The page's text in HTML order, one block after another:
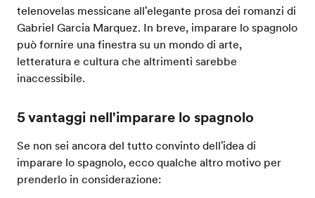
telenovelas messicane all'elegante prosa dei romanzi di
Gabriel Garcia Marquez. In breve, imparare lo spagnolo
può fornire una finestra su un mondo di arte,
letteratura e cultura che altrimenti sarebbe
inaccessibile.
5 vantaggi nell'imparare lo spagnolo
Se non sei ancora del tutto convinto dell'idea di
imparare lo spagnolo, ecco qualche altro motivo per
prenderlo in considerazione: